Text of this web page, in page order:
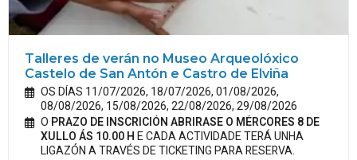
Talleres de verán no Museo Arqueolóxico
Castelo de San Antón e Castro de Elviña
OS DÍAS 11/07/2026, 18/07/2026, 01/08/2026,
08/08/2026, 15/08/2026, 22/08/2026, 29/08/2026
O PRAZO DE INSCRICIÓN ABRIRASE O MÉRCORES 8 DE
XULLO ÁS 10.00 HE CADA ACTIVIDADE TERÁ UNHA
LIGAZÓN A TRAVÉS DE TICKETING PARA RESERVA.